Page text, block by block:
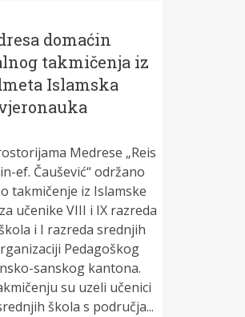
domaćin
takmičenja iz
Islamska
Medrese „Reis
ef. Čaušević“ održano
takmičenje iz Islamske
učenike VIII i IX razreda
i I razreda srednjih
Pedagoškog
sanskog kantona.
su uzeli učenici
škola s područja...